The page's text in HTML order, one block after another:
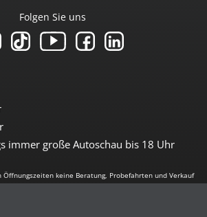
immer große Autoschau bis 18 Uhr
Folgen Sie uns
keine Beratung, Probefahrten und Verkauf